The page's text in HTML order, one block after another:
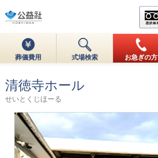
葬儀費用 式場検索 お急ぎの方
清徳寺ホール
せいとくじほーる